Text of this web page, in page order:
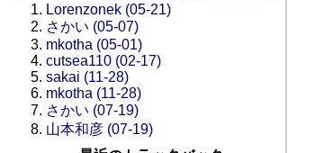
Lorenzonek (05-21)
さかい (05-07)
mkotha (05-01)
cutsea110 (02-17)
sakai (11-28)
mkotha (11-28)
さかい (07-19)
山本和彦 (07-19)